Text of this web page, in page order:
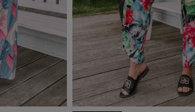
options Add to basket